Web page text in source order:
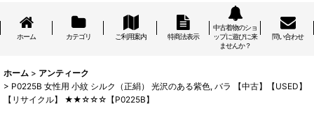
ホーム カテゴリ ご利用案内 特商法表示
中古着物のショ
ップに遊びに来
ませんか？
問い合わせ
ホーム > アンティーク
> P0225B 女性用 小紋 シルク（正絹） 光沢のある紫色, バラ 【中古】【USED】
【リサイクル】 ★★☆☆☆【P0225B】